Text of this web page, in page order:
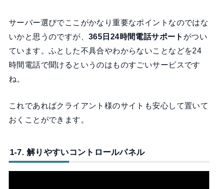
サーバー選びでここがかなり重要なポイントなのではな
いかと思うのですが、365日24時間電話サポート がつい
ています。ふとした不具合やわからないことなどを24
時間電話で聞けるというのはものすごいサービスです
ね。
これであればクライアント様のサイトも安心して置いて
おくことができます。
1-7. 解りやすいコントロールパネル